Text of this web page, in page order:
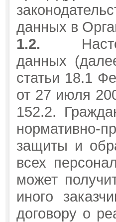
данных в
1.2.
данных
статьи 18.1
от 27 июля
152.2.
защиты и
всех
может
иного
договору о